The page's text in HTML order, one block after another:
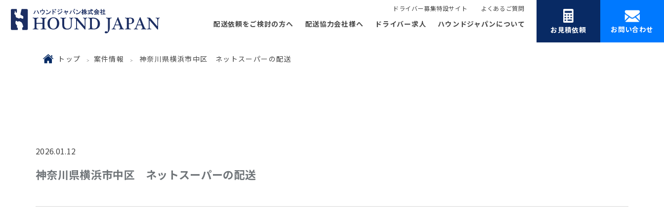
ドライバー募集特設サイト よくあるご質問
配送依頼をご検討の方へ 配送協力会社様へ ドライバー求人 ハウンドジャパンについて
お見積依頼 お問い合わせ
トップ 案件情報 神奈川県横浜市中区 ネットスーパーの配送
2026.01.12
神奈川県横浜市中区 ネットスーパーの配送